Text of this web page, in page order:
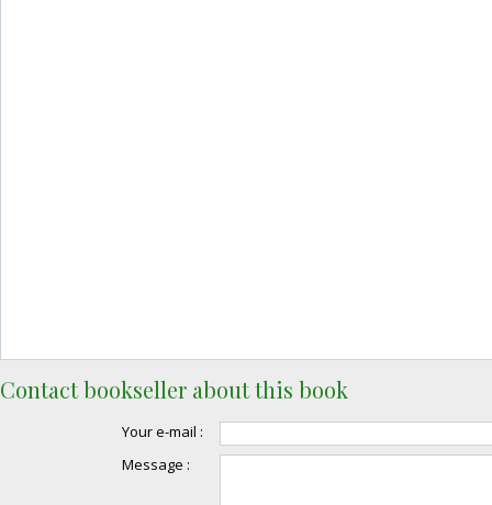
Contact bookseller about this book
Your e-mail :
Message :